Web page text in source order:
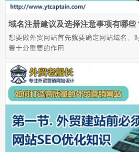
域名注册建议及选择注意事项有哪些
想要做外贸网站首先就要确定网站域名，
着十分重要的作用